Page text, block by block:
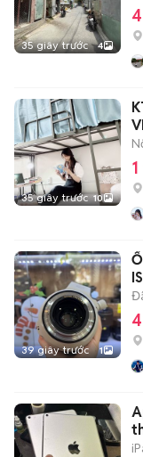
35 giây trước 4
35 giây trước 10
39 giây trước 1